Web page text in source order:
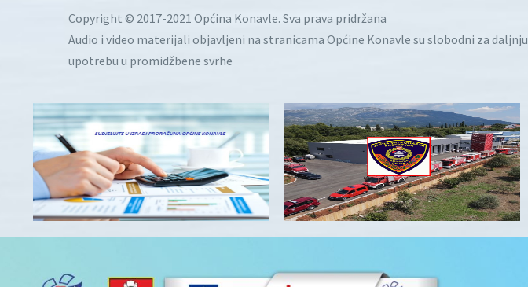
Copyright © 2017-2021 Općina Konavle. Sva prava pridržana
Audio i video materijali objavljeni na stranicama Općine Konavle su slobodni za daljnju
upotrebu u promidžbene svrhe